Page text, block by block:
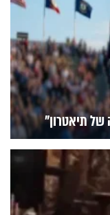
של תיאטרון"